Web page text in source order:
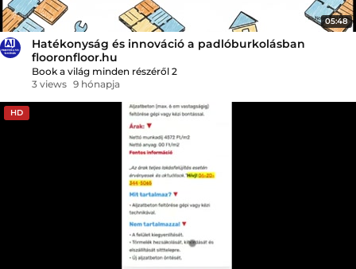
05:48
Hatékonyság és innováció a padlóburkolásban
flooronfloor.hu
Book a világ minden részéről 2
3 views 9 hónapja
HD